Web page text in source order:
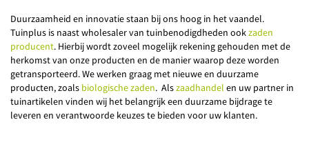
Duurzaamheid en innovatie staan bij ons hoog in het vaandel.
Tuinplus is naast wholesaler van tuinbenodigdheden ookzaden
producent. Hierbij wordt zoveel mogelijk rekening gehouden met de
herkomst van onze producten en de manier waarop deze worden
getransporteerd. We werken graag met nieuwe en duurzame
producten, zoals biologische zaden. Alszaadhandel en uw partner in
tuinartikelen vinden wij het belangrijk een duurzame bijdrage te
leveren en verantwoorde keuzes te bieden voor uw klanten.